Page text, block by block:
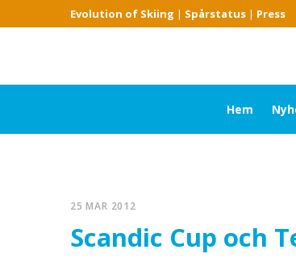
Evolution of Skiing | Spårstatus | Press
Hem
25 MAR 2012
Scandic Cup och